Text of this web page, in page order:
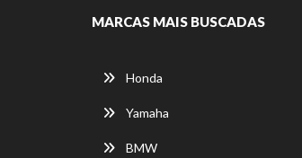
MARCAS MAIS BUSCADAS
Honda
Yamaha
BMW